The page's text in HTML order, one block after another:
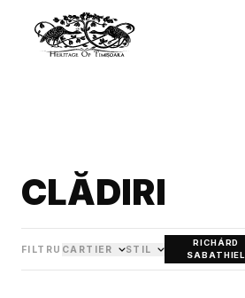
CLĂDIRI
FILTRU CARTIER STIL
RICHÁRD
SABATHIEL